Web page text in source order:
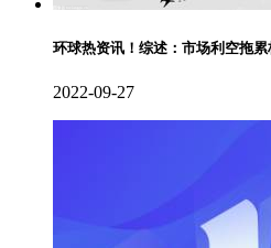
环球热资讯！综述：市场利空拖
2022-09-27